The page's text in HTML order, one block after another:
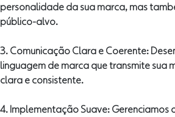
personalidade da sua marca, mas
público-alvo.
3. Comunicação Clara e Coerente:
linguagem de marca que transmite sua
clara e consistente.
4. Implementação Suave: Gerenciamos